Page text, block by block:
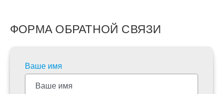
ФОРМА ОБРАТНОЙ СВЯЗИ
Ваше имя